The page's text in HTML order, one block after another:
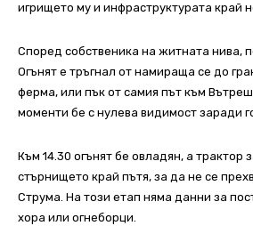
игрището му и инфраструктурата край
Според собственика на житната нива,
Огънят е тръгнал от намираща се до
ферма, или пък от самия път към
моменти бе с нулева видимост заради
Към 14.30 огънят бе овладян, а трактор
стърнището край пътя, за да не се
Струма. На този етап няма данни за
хора или огнеборци.